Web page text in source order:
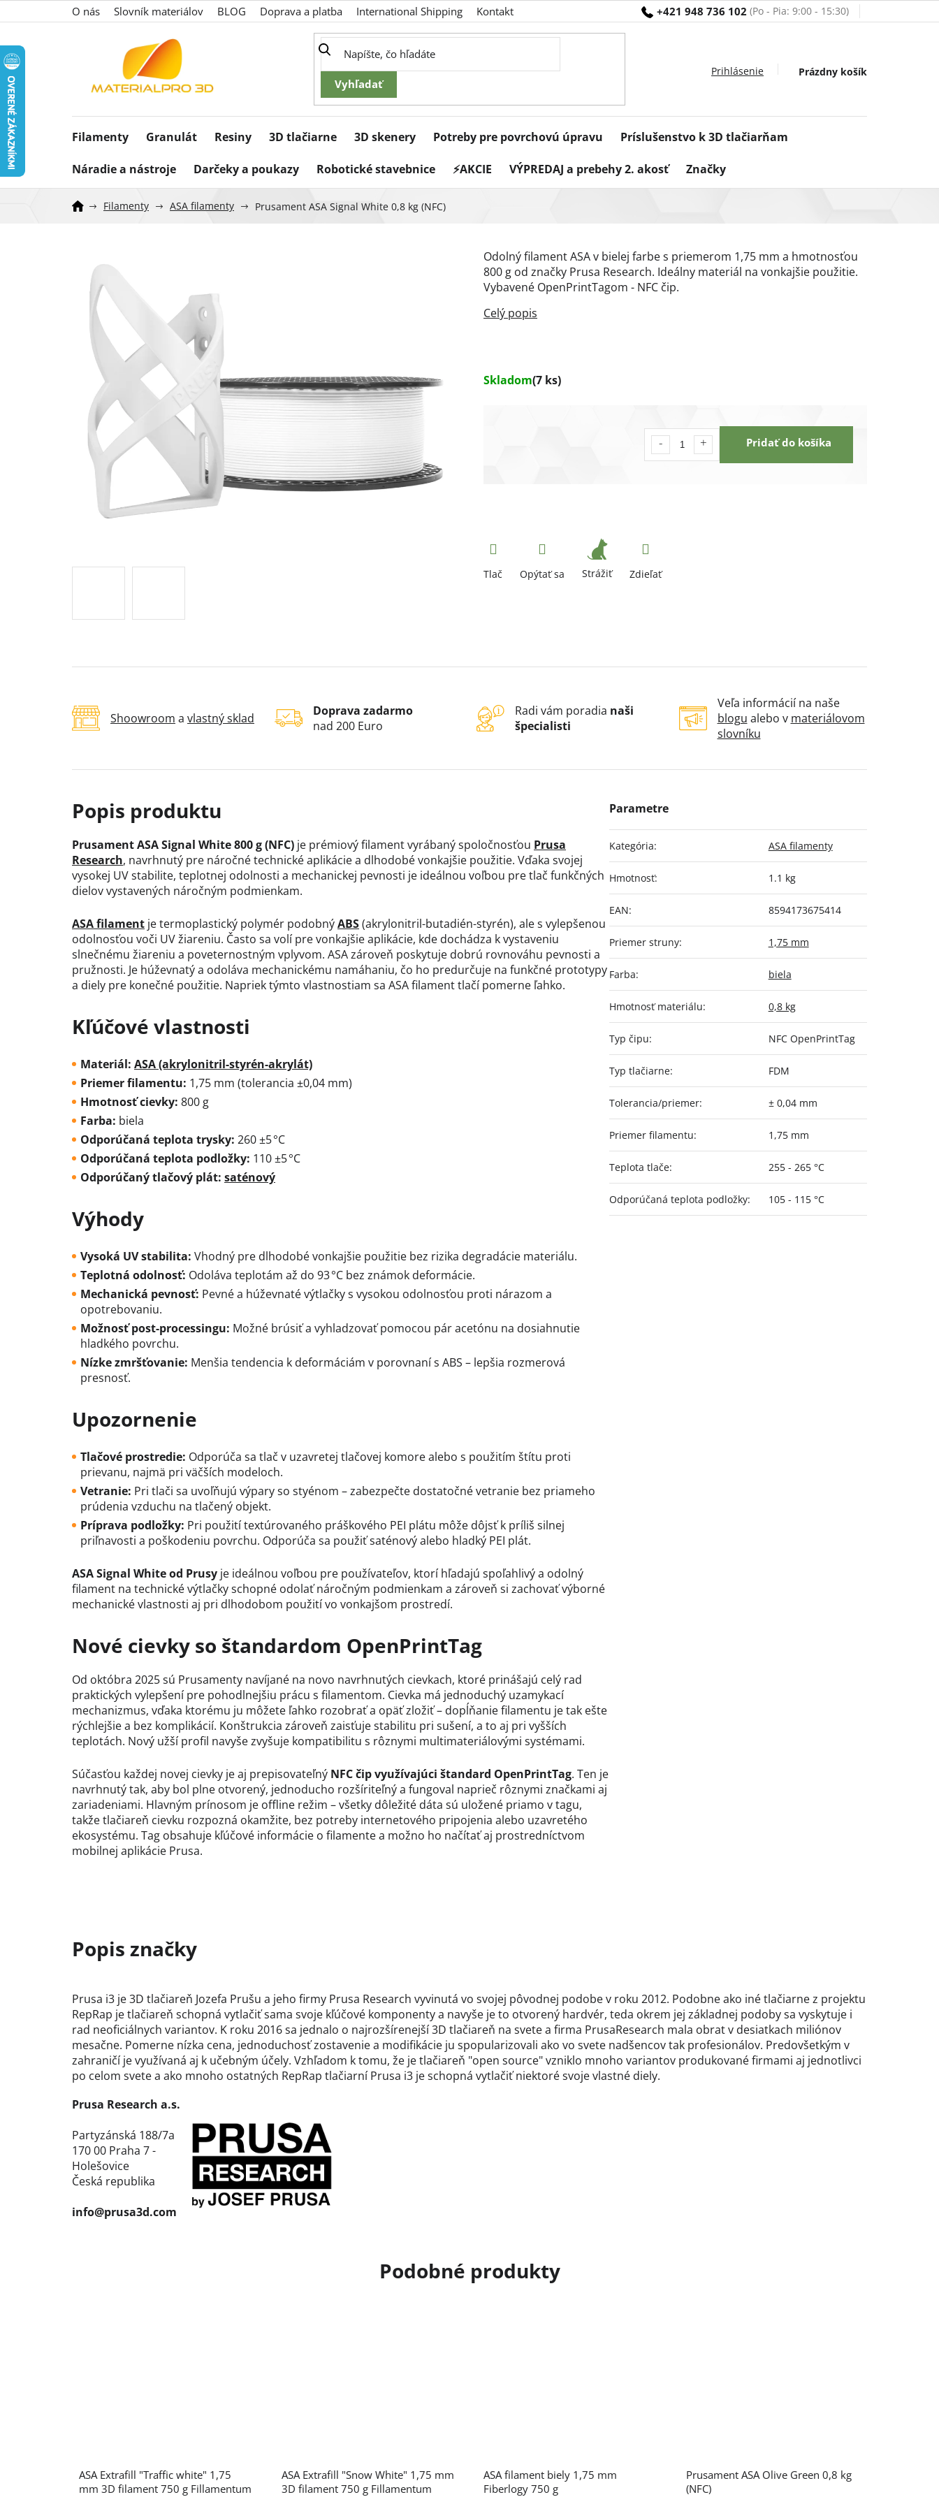
na
+421 948 736 102
O nás Slovník materiálov BLOG Doprava a platba International Shipping Kontakt
Nákupný
Prázdny košík
Filamenty Granulát Resiny 3D tlačiarne 3D skenery Potreby pre povrchovú úpravu Príslušenstvo k 3D tlačiarňam
Náradie a nástroje Darčeky a poukazy Robotické stavebnice ⚡AKCIE VÝPREDAJ a prebehy 2. akosť Značky
Filamenty ASA filamenty Prusament ASA Signal White 0,8 kg (NFC)
Skladom(7 ks)
Pridať do košíka
Odolný filament ASA v bielej farbe s priemerom 1,75 mm a hmotnosťou
800 g od značky Prusa Research. Ideálny materiál na vonkajšie použitie.
Vybavené OpenPrintTagom - NFC čip.
Tlač Opýtať sa Strážiť Zdieľať
Shoowroom a vlastný sklad
Doprava zadarmo
nad 200 Euro
Radi vám poradia naši
špecialisti
Veľa informácií na naše
blogu alebo v materiálovom
slovníku
Prusament ASA Signal White 800 g (NFC) je prémiový filament vyrábaný spoločnosťou Prusa
Research, navrhnutý pre náročné technické aplikácie a dlhodobé vonkajšie použitie. Vďaka svojej
vysokej UV stabilite, teplotnej odolnosti a mechanickej pevnosti je ideálnou voľbou pre tlač funkčných
dielov vystavených náročným podmienkam.
ASA filament je termoplastický polymér podobnýABS(akrylonitril-butadién-styrén), ale s vylepšenou
odolnosťou voči UV žiareniu. Často sa volí pre vonkajšie aplikácie, kde dochádza k vystaveniu
slnečnému žiareniu a poveternostným vplyvom. ASA zároveň poskytuje dobrú rovnováhu pevnosti a
pružnosti. Je húževnatý a odoláva mechanickému namáhaniu, čo ho predurčuje na funkčné prototypy
a diely pre konečné použitie. Napriek týmto vlastnostiam sa ASA filament tlačí pomerne ľahko.
Kľúčové vlastnosti
Materiál: ASA (akrylonitril-styrén-akrylát)
Priemer filamentu: 1,75 mm (tolerancia ±0,04 mm)
Hmotnosť cievky: 800 g
Farba: biela
Odporúčaná teplota trysky: 260 ±5 °C
Odporúčaná teplota podložky: 110 ±5 °C
Odporúčaný tlačový plát: saténový
Výhody
Vysoká UV stabilita: Vhodný pre dlhodobé vonkajšie použitie bez rizika degradácie materiálu.
Teplotná odolnosť: Odoláva teplotám až do 93 °C bez známok deformácie.
Mechanická pevnosť: Pevné a húževnaté výtlačky s vysokou odolnosťou proti nárazom a
opotrebovaniu.
Možnosť post-processingu: Možné brúsiť a vyhladzovať pomocou pár acetónu na dosiahnutie
hladkého povrchu.
Nízke zmršťovanie: Menšia tendencia k deformáciám v porovnaní s ABS – lepšia rozmerová
presnosť.
Upozornenie
Tlačové prostredie: Odporúča sa tlač v uzavretej tlačovej komore alebo s použitím štítu proti
prievanu, najmä pri väčších modeloch.
Vetranie: Pri tlači sa uvoľňujú výpary so styénom – zabezpečte dostatočné vetranie bez priameho
prúdenia vzduchu na tlačený objekt.
Príprava podložky: Pri použití textúrovaného práškového PEI plátu môže dôjsť k príliš silnej
priľnavosti a poškodeniu povrchu. Odporúča sa použiť saténový alebo hladký PEI plát.
ASA Signal White od Prusy je ideálnou voľbou pre používateľov, ktorí hľadajú spoľahlivý a odolný
filament na technické výtlačky schopné odolať náročným podmienkam a zároveň si zachovať výborné
mechanické vlastnosti aj pri dlhodobom použití vo vonkajšom prostredí.
Nové cievky so štandardom OpenPrintTag
Od októbra 2025 sú Prusamenty navíjané na novo navrhnutých cievkach, ktoré prinášajú celý rad
praktických vylepšení pre pohodlnejšiu prácu s filamentom. Cievka má jednoduchý uzamykací
mechanizmus, vďaka ktorému ju môžete ľahko rozobrať a opäť zložiť – dopĺňanie filamentu je tak ešte
rýchlejšie a bez komplikácií. Konštrukcia zároveň zaisťuje stabilitu pri sušení, a to aj pri vyšších
teplotách. Nový užší profil navyše zvyšuje kompatibilitu s rôznymi multimateriálovými systémami.
Súčasťou každej novej cievky je aj prepisovateľný NFC čip využívajúci štandard OpenPrintTag. Ten je
navrhnutý tak, aby bol plne otvorený, jednoducho rozšíriteľný a fungoval naprieč rôznymi značkami aj
zariadeniami. Hlavným prínosom je offline režim – všetky dôležité dáta sú uložené priamo v tagu,
takže tlačiareň cievku rozpozná okamžite, bez potreby internetového pripojenia alebo uzavretého
ekosystému. Tag obsahuje kľúčové informácie o filamente a možno ho načítať aj prostredníctvom
mobilnej aplikácie Prusa.
Kategória: ASA filamenty
Hmotnosť: 1.1 kg
EAN: 8594173675414
Priemer struny: 1,75 mm
Farba: biela
Hmotnosť materiálu: 0,8 kg
Typ čipu: NFC OpenPrintTag
Typ tlačiarne: FDM
Tolerancia/priemer: ± 0,04 mm
Priemer filamentu: 1,75 mm
Teplota tlače: 255 - 265 °C
Odporúčaná teplota podložky: 105 - 115 °C
ASA Extrafill "Traffic white" 1,75
mm 3D filament 750 g Fillamentum
ASA Extrafill "Snow White" 1,75 mm
3D filament 750 g Fillamentum
ASA filament biely 1,75 mm
Fiberlogy 750 g
Prusament ASA Olive Green 0,8 kg
(NFC)
Prusa i3 je 3D tlačiareň Jozefa Prušu a jeho firmy Prusa Research vyvinutá vo svojej pôvodnej podobe v roku 2012. Podobne ako iné tlačiarne z projektu
RepRap je tlačiareň schopná vytlačiť sama svoje kľúčové komponenty a navyše je to otvorený hardvér, teda okrem jej základnej podoby sa vyskytuje i
rad neoficiálnych variantov. K roku 2016 sa jednalo o najrozšírenejší 3D tlačiareň na svete a firma PrusaResearch mala obrat v desiatkach miliónov
mesačne. Pomerne nízka cena, jednoduchosť zostavenie a modifikácie ju spopularizovali ako vo svete nadšencov tak profesionálov. Predovšetkým v
zahraničí je využívaná aj k učebným účely. Vzhľadom k tomu, že je tlačiareň "open source" vzniklo mnoho variantov produkované firmami aj jednotlivci
po celom svete a ako mnoho ostatných RepRap tlačiarní Prusa i3 je schopná vytlačiť niektoré svoje vlastné diely.
Prusa Research a.s.
Partyzánská 188/7a
170 00 Praha 7 -
Holešovice
Česká republika
info@prusa3d.com